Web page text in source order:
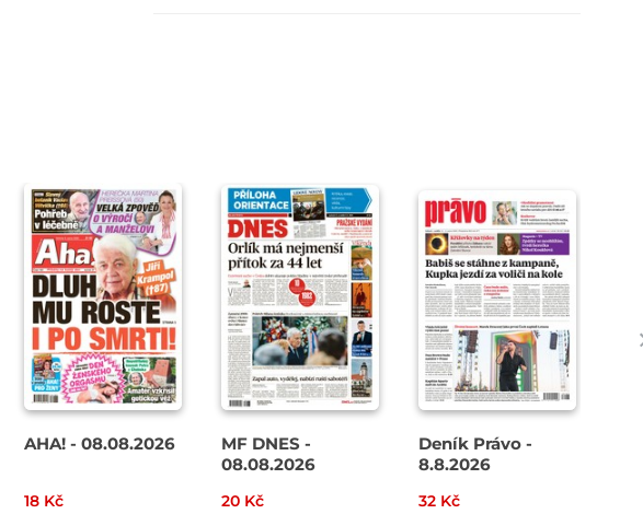
AHA! - 08.08.2026
18 Kč
MF DNES -
08.08.2026
20 Kč
Deník Právo -
8.8.2026
32 Kč